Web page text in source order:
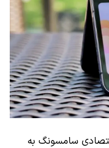
سامسونگ به